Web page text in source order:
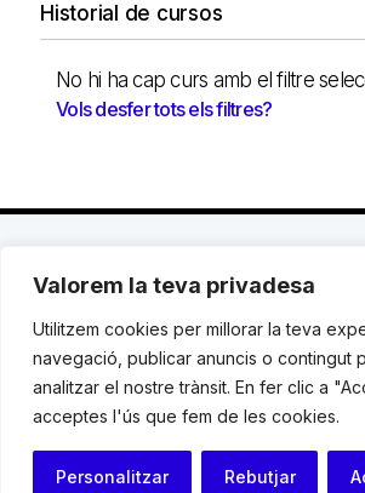
Valorem la teva privadesa
Utilitzem cookies per millorar la teva
navegació, publicar anuncis o contingut
analitzar el nostre trànsit. En fer clic a
acceptes l'ús que fem de les cookies.
Personalitzar Rebutjar
Historial de cursos
No hi ha cap curs amb el filtre
Vols desfer tots els filtres?
C. Avinyó 44, 2n | 08002 Barcelona
119 03 72|institut@idhc.org
© Institut de Drets Humans de
Avis legal|Cookies|Contacte